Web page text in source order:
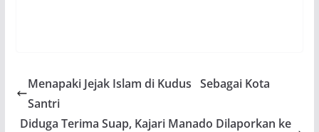
Menapaki Jejak Islam di Kudus Sebagai Kota
Santri
Diduga Terima Suap, Kajari Manado Dilaporkan ke